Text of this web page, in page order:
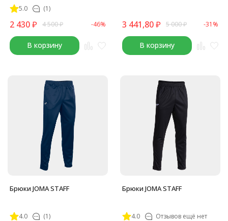
5.0 (1)
2 430₽ 4 500₽ -46%
В корзину
3 441,80₽ 5 000₽ -31%
В корзину
Брюки JOMA STAFF
4.0 (1)
Брюки JOMA STAFF
4.0 Отзывов ещё нет